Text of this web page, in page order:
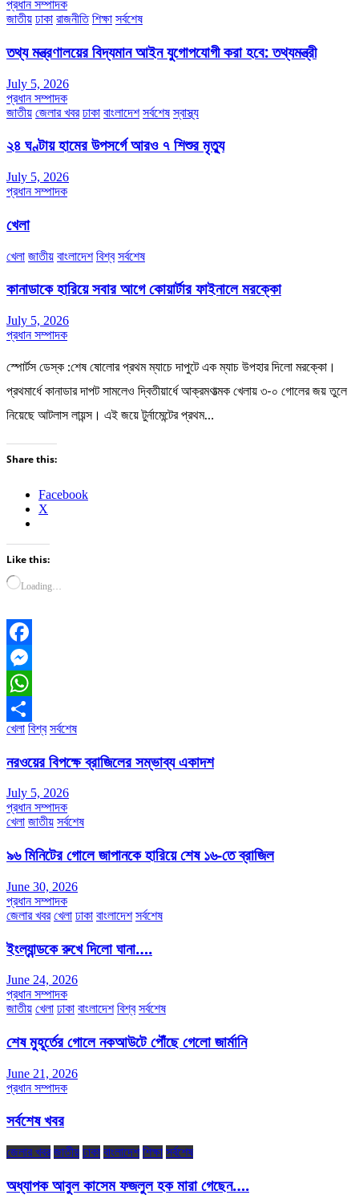
প্রধান সম্পাদক
জাতীয় ঢাকা রাজনীতি শিক্ষা সর্বশেষ
তথ্য মন্ত্রণালয়ের বিদ্যমান আইন যুগোপযোগী করা হবে: তথ্যমন্ত্রী
July 5, 2026
প্রধান সম্পাদক
জাতীয় জেলার খবর ঢাকা বাংলাদেশ সর্বশেষ স্বাস্থ্য
২৪ ঘণ্টায় হামের উপসর্গে আরও ৭ শিশুর মৃত্যু
July 5, 2026
প্রধান সম্পাদক
খেলা
খেলা জাতীয় বাংলাদেশ বিশ্ব সর্বশেষ
কানাডাকে হারিয়ে সবার আগে কোয়ার্টার ফাইনালে মরক্কো
July 5, 2026
প্রধান সম্পাদক
স্পোর্টস ডেস্ক :শেষ ষোলোর প্রথম ম্যাচে দাপুটে এক ম্যাচ উপহার দিলো মরক্কো।
প্রথমার্ধে কানাডার দাপট সামলেও দ্বিতীয়ার্ধে আক্রমণাত্মক খেলায় ৩-০ গোলের জয় তুলে
নিয়েছে আটলাস লায়ন্স। এই জয়ে টুর্নামেন্টের প্রথম…
Share this:
Facebook
X
Like this:
Loading…
Facebook
Messenger
WhatsApp
Share
খেলা বিশ্ব সর্বশেষ
নরওয়ের বিপক্ষে ব্রাজিলের সম্ভাব্য একাদশ
July 5, 2026
প্রধান সম্পাদক
খেলা জাতীয় সর্বশেষ
৯৬ মিনিটের গোলে জাপানকে হারিয়ে শেষ ১৬-তে ব্রাজিল
June 30, 2026
প্রধান সম্পাদক
জেলার খবর খেলা ঢাকা বাংলাদেশ সর্বশেষ
ইংল্যান্ডকে রুখে দিলো ঘানা….
June 24, 2026
প্রধান সম্পাদক
জাতীয় খেলা ঢাকা বাংলাদেশ বিশ্ব সর্বশেষ
শেষ মুহূর্তের গোলে নকআউটে পৌঁছে গেলো জার্মানি
June 21, 2026
প্রধান সম্পাদক
সর্বশেষ খবর
জেলার খবর জাতীয় ঢাকা বাংলাদেশ শিক্ষা সর্বশেষ
অধ্যাপক আবুল কাসেম ফজলুল হক মারা গেছেন….